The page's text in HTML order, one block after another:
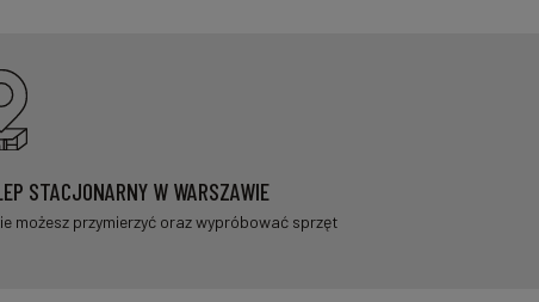
STACJONARNY W WARSZAWIE
możesz przymierzyć oraz wypróbować sprzęt